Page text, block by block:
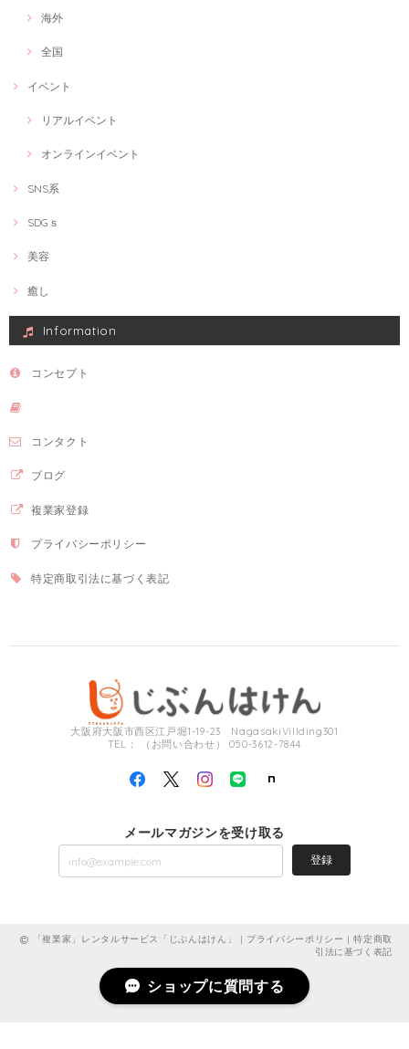
海外
全国
イベント
リアルイベント
オンラインイベント
SNS系
SDGｓ
美容
癒し
Information
コンセプト
コンタクト
ブログ
複業家登録
プライバシーポリシー
特定商取引法に基づく表記
大阪府大阪市西区江戸堀1-19-23 NagasakiVillding301
TEL： （お問い合わせ） 050-3612-7844
メールマガジンを受け取る
登録
「複業家」レンタルサービス「じぶんはけん」 | プライバシーポリシー |特定商取
引法に基づく表記
ショップに質問する